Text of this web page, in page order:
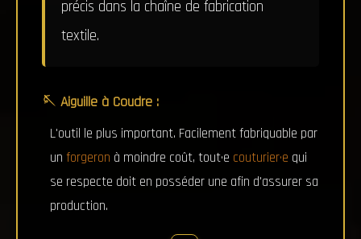
précis dans la chaîne de fabrication
textile.
🪡 Aiguille à Coudre :
L'outil le plus important. Facilement fabriquable par
un forgeron à moindre coût, tout·e couturier·e qui
se respecte doit en posséder une afin d'assurer sa
production.